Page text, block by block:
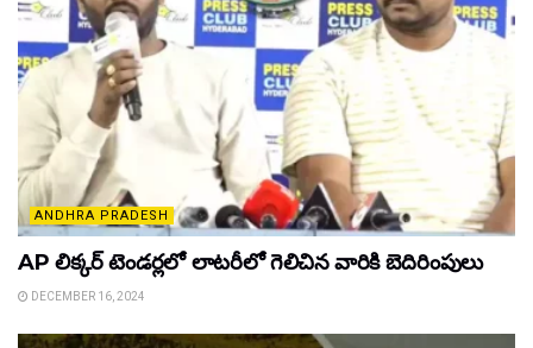
ANDHRA PRADESH
AP లిక్కర్ టెండర్లలో లాటరీలో గెలిచిన వారికి బెదిరింపులు
DECEMBER 16, 2024